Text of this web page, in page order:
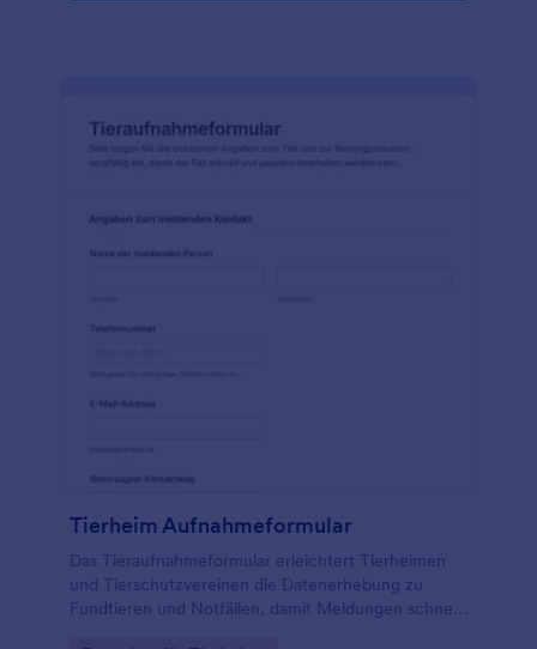
Tierheim Aufnahmeformular
Das Tieraufnahmeformular erleichtert Tierheimen
und Tierschutzvereinen die Datenerhebung zu
Fundtieren und Notfällen, damit Meldungen schnell